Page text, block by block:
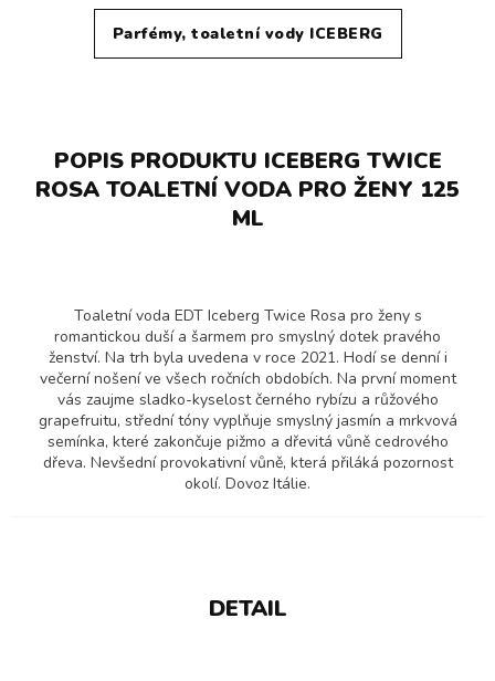
Parfémy, toaletní vody ICEBERG
POPIS PRODUKTU ICEBERG TWICE
ROSA TOALETNÍ VODA PRO ŽENY 125
ML
Toaletní voda EDT Iceberg Twice Rosa pro ženy s
romantickou duší a šarmem pro smyslný dotek pravého
ženství. Na trh byla uvedena v roce 2021. Hodí se denní i
večerní nošení ve všech ročních obdobích. Na první moment
vás zaujme sladko-kyselost černého rybízu a růžového
grapefruitu, střední tóny vyplňuje smyslný jasmín a mrkvová
semínka, které zakončuje pižmo a dřevitá vůně cedrového
dřeva. Nevšední provokativní vůně, která přiláká pozornost
okolí. Dovoz Itálie.
DETAIL